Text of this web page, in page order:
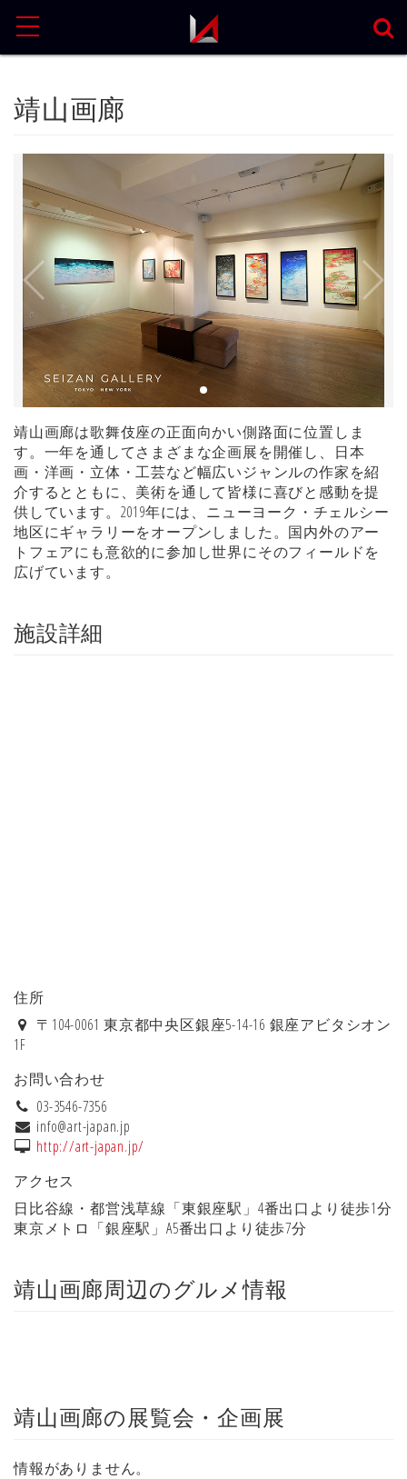
MENU
靖山画廊
靖山画廊は歌舞伎座の正面向かい側路面に位置しま
す。一年を通してさまざまな企画展を開催し、日本
画・洋画・立体・工芸など幅広いジャンルの作家を紹
介するとともに、美術を通して皆様に喜びと感動を提
供しています。2019年には、ニューヨーク・チェルシー
地区にギャラリーをオープンしました。国内外のアー
トフェアにも意欲的に参加し世界にそのフィールドを
広げています。
施設詳細
住所
〒104-0061 東京都中央区銀座5-14-16 銀座アビタシオン
1F
お問い合わせ
03-3546-7356
info@art-japan.jp
http://art-japan.jp/
アクセス
日比谷線・都営浅草線「東銀座駅」4番出口より徒歩1分
東京メトロ「銀座駅」A5番出口より徒歩7分
靖山画廊周辺のグルメ情報
靖山画廊の展覧会・企画展
情報がありません。